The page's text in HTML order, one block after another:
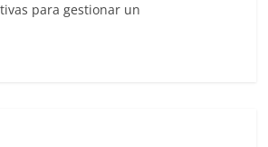
para gestionar un